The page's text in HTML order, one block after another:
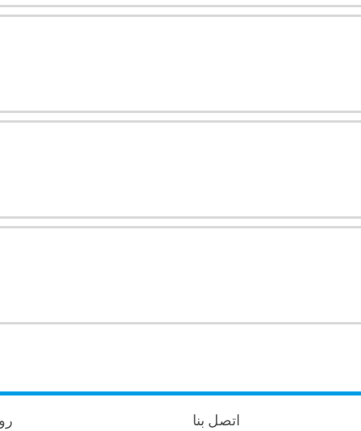
اتصل بنا